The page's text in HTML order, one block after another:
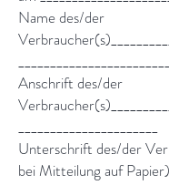
Name des/der
Anschrift des/der
______________________
Unterschrift des/der
bei Mitteilung auf Papier)